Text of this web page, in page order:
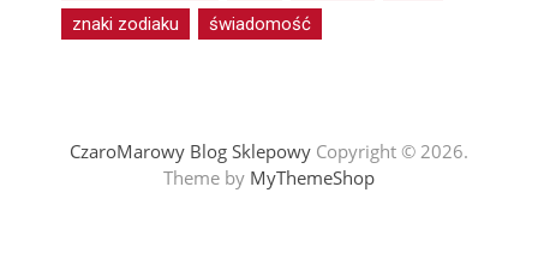
znaki zodiaku
świadomość
CzaroMarowy Blog SklepowyCopyright © 2026.
Theme by MyThemeShop